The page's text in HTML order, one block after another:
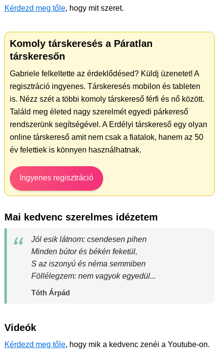
Kérdezd meg tőle, hogy mit szeret.
Komoly társkeresés a Páratlan
társkeresőn
Gabriele felkeltette az érdeklődésed? Küldj üzenetet! A
regisztráció ingyenes. Társkeresés mobilon és tableten
is. Nézz szét a többi komoly társkereső férfi és nő között.
Találd meg életed nagy szerelmét egyedi párkereső
rendszerünk segítségével. A Erdélyi társkereső egy olyan
online társkereső amit nem csak a fiatalok, hanem az 50
év felettiek is könnyen használhatnak.
Ingyenes regisztráció
Mai kedvenc szerelmes idézetem
Jól esik látnom: csendesen pihen
Minden bútor és békén feketül,
S az iszonyú és néma semmiben
Föllélegzem: nem vagyok egyedül...
Tóth Árpád
Videók
Kérdezd meg tőle, hogy mik a kedvenc zenéi a Youtube-on.